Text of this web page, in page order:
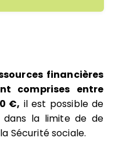
financières
comprises entre
€, il est possible de
la limite de de
Sécurité sociale.